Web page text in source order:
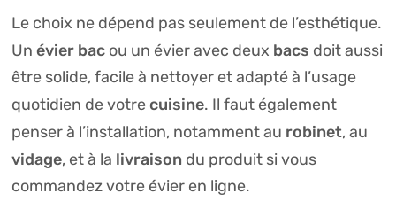
Le choix ne dépend pas seulement de l’esthétique.
Un évier bacou un évier avec deux bacs doit aussi
être solide, facile à nettoyer et adapté à l’usage
quotidien de votrecuisine. Il faut également
penser à l’installation, notamment au robinet, au
vidage, et à la livraisondu produit si vous
commandez votre évier en ligne.